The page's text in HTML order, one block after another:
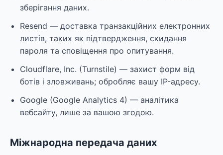
зберігання даних.
Resend — доставка транзакційних електронних
листів, таких як підтвердження, скидання
пароля та сповіщення про опитування.
Cloudflare, Inc. (Turnstile) — захист форм від
ботів і зловживань; обробляє вашу IP-адресу.
Google (Google Analytics 4) — аналітика
вебсайту, лише за вашою згодою.
Міжнародна передача даних